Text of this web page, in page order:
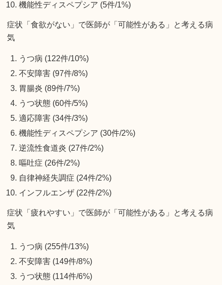
機能性ディスペプシア (5件/1%)
症状「食欲がない」で医師が「可能性がある」と考える病
気
うつ病 (122件/10%)
不安障害 (97件/8%)
胃腸炎 (89件/7%)
うつ状態 (60件/5%)
適応障害 (34件/3%)
機能性ディスペプシア (30件/2%)
逆流性食道炎 (27件/2%)
嘔吐症 (26件/2%)
自律神経失調症 (24件/2%)
インフルエンザ (22件/2%)
症状「疲れやすい」で医師が「可能性がある」と考える病
気
うつ病 (255件/13%)
不安障害 (149件/8%)
うつ状態 (114件/6%)